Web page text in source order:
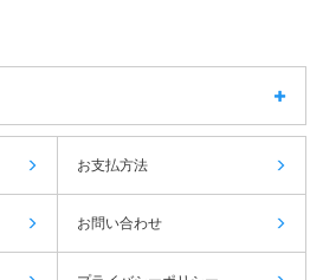
お支払方法
お問い合わせ